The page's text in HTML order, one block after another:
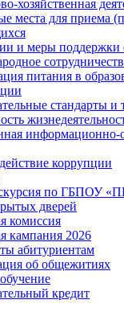
хозяйственная
места для приема
и меры поддержки
питания в
стандарты и
информационно-
коррупции
по ГБПОУ
дверей
комиссия
кампания 2026
абитуриентам
об общежитиях
кредит